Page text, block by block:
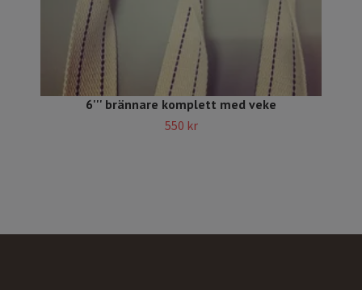
6''' brännare komplett med veke
550 kr